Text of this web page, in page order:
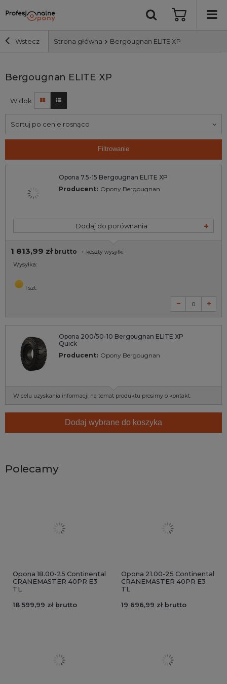
Wstecz Strona główna Bergougnan ELITE XP
Szerokość i profil
Średnica
Producent
Bergougnan ELITE XP
Widok
Sortuj po cenie rosnąco
Filtrowanie
Opona 7.5-15 Bergougnan ELITE XP
Producent: Opony Bergougnan
Dodaj do porównania
1 813,99 zł brutto + koszty wysyłki
Wysyłka:
1 szt.
Opona 200/50-10 Bergougnan ELITE XP
Quick
Producent: Opony Bergougnan
W celu uzyskania informacji na temat produktu prosimy o kontakt.
Dodaj wybrane do koszyka
Polecamy
Opona 18.00-25 Continental
CRANEMASTER 40PR E3
TL
18 599,99 zł brutto
Opona 21.00-25 Continental
CRANEMASTER 40PR E3
TL
19 696,99 zł brutto